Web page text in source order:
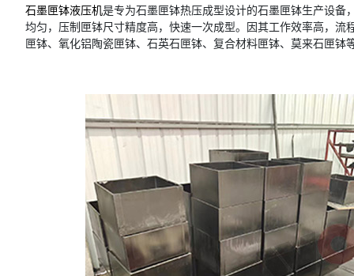
石墨匣钵液压机是专为石墨匣钵热压成型设计的石墨匣钵生产设备
均匀，压制匣钵尺寸精度高，快速一次成型。因其工作效率高，
匣钵、氧化铝陶瓷匣钵、石英石匣钵、复合材料匣钵、莫来石匣钵